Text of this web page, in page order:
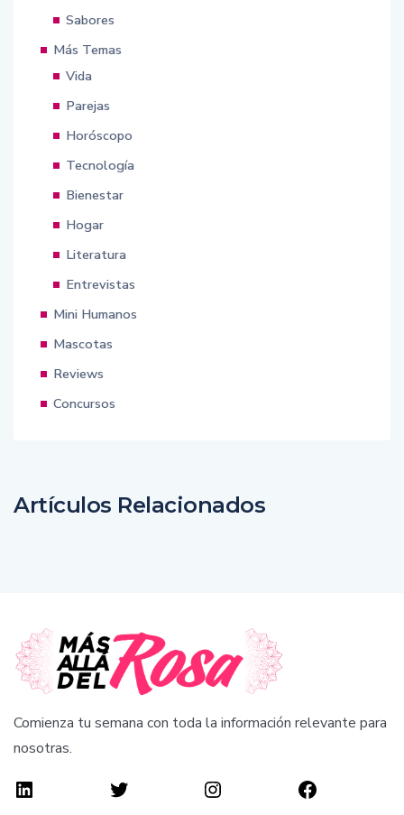
Sabores
Más Temas
Vida
Parejas
Horóscopo
Tecnología
Bienestar
Hogar
Literatura
Entrevistas
Mini Humanos
Mascotas
Reviews
Concursos
Artículos Relacionados
Comienza tu semana con toda la información relevante para
nosotras.